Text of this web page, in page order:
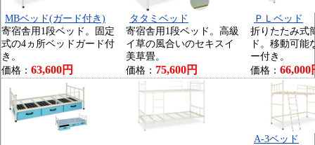
MBベッド(ガード付き)
寄宿舎用1段ベッド。固定
式の4ヵ所ベッドガード付
き。
価格： 63,600円
タタミベッド
寄宿舎用1段ベッド。高級
イ草の風合いのセキスイ
美草畳。
価格： 75,600円
ＰＬベッド
折りたたみ式
ド。移動可能
ー付き。
価格： 66,000
A-3ベッド